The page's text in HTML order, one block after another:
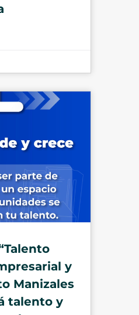
y
Manizales
talento y